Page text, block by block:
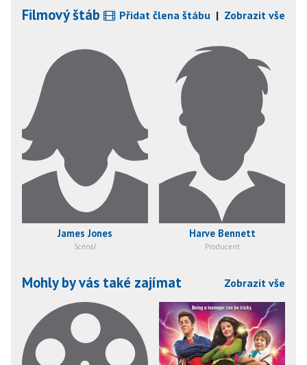
Filmový štáb Přidat člena štábu | Zobrazit vše
James Jones
Scénář
Harve Bennett
Producent
Mohly by vás také zajímat Zobrazit vše